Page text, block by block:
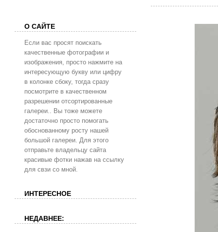
О САЙТЕ
Если вас просят поискать
качественные фотографии и
изображения, просто нажмите на
интересующую букву или цифру
в колонке сбоку, тогда сразу
посмотрите в качественном
разрешении отсортированные
галереи.. Вы тоже можете
достаточно просто помогать
обоснованному росту нашей
большой галереи. Для этого
отправьте владельцу сайта
красивые фотки нажав на ссылку
для свзи со мной.
ИНТЕРЕСНОЕ
НЕДАВНЕЕ: